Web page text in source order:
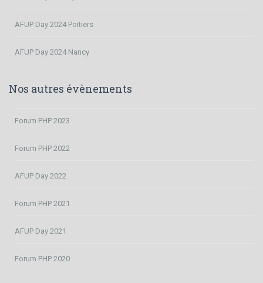
AFUP Day 2024 Poitiers
AFUP Day 2024 Nancy
Nos autres évènements
Forum PHP 2023
Forum PHP 2022
AFUP Day 2022
Forum PHP 2021
AFUP Day 2021
Forum PHP 2020